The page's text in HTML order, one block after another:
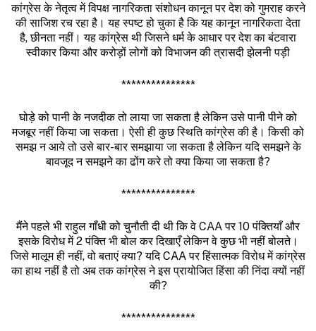
कांग्रेस के नेतृत्व में विपक्ष नागरिकता संशोधन कानून पर देश को गुमराह करने
की साजिश रच रहा है। यह स्पष्ट हो चुका है कि यह कानून नागरिकता देता
है, छीनता नहीं। यह कांग्रेस थी जिसने धर्म के आधार पर देश का बंटवारा
स्वीकार किया और करोड़ों लोगों को विभाजन की त्रासदी झेलनी पड़ी
***************
घोड़े को पानी के नजदीक तो लाया जा सकता है लेकिन उसे पानी पीने को
मजबूर नहीं किया जा सकता। ऐसी ही कुछ स्थिति कांग्रेस की है। किसी को
समझ न आये तो उसे बार-बार समझाया जा सकता है लेकिन यदि समझने के
बावजूद न समझने का ढोंग करे तो क्या किया जा सकता है?
***************
मैंने पहले भी राहुल गाँधी को चुनौती दी थी कि वे CAA पर 10 पंक्तियाँ और
इसके विरोध में 2 पंक्ति भी बोल कर दिखाएँ लेकिन वे कुछ भी नहीं बोलते।
जिसे मालूम ही नहीं, वो बताएं क्या? यदि CAA पर हिंसात्मक विरोध में कांग्रेस
का हाथ नहीं है तो अब तक कांग्रेस ने इस प्रायोजित हिंसा की निंदा क्यों नहीं
की?
***************